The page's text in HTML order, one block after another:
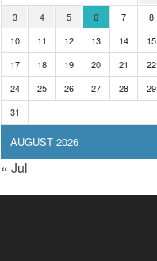
AUGUST 2026
3
4 5 6 7 8
10
11 12 13 14 15
17
18 19 20 21 22
24
25 26 27 28 29
31
« Jul